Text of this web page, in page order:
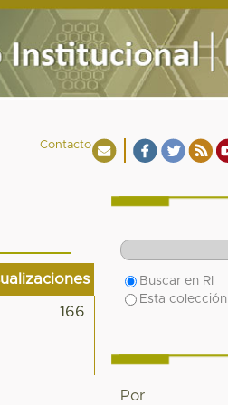
Contacto
166
Buscar en RI
Esta colección
Por